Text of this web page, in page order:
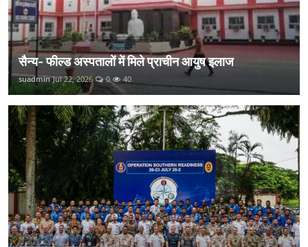
सैन्य- फील्ड अस्पतालों में मिले प्राचीन आयुष इलाज
suadmin Jul 22, 2026 0 40